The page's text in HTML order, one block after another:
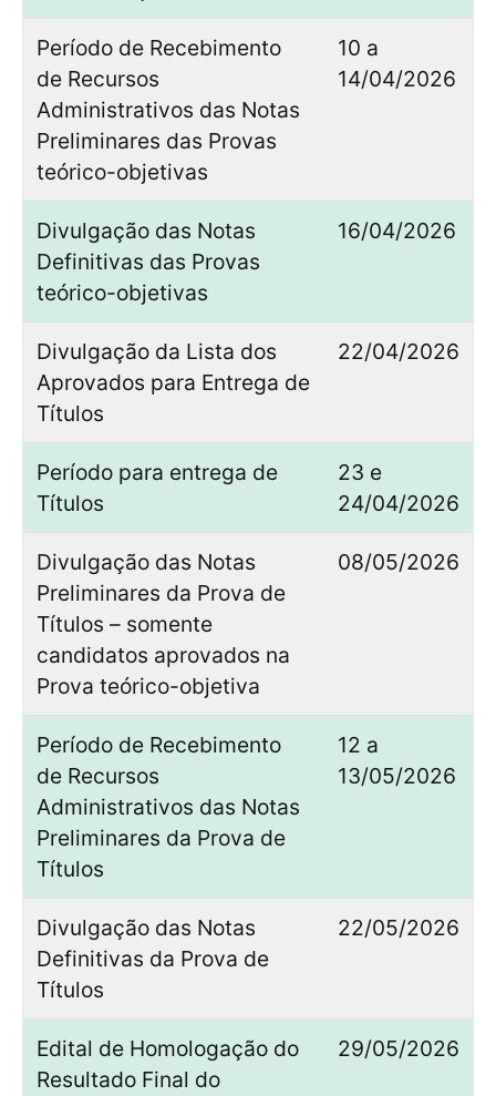
Período de Recebimento
de Recursos
Administrativos das Notas
Preliminares das Provas
teórico-objetivas
10 a
14/04/2026
Divulgação das Notas
Definitivas das Provas
teórico-objetivas
16/04/2026
Divulgação da Lista dos
Aprovados para Entrega de
Títulos
22/04/2026
Período para entrega de
Títulos
23 e
24/04/2026
Divulgação das Notas
Preliminares da Prova de
Títulos – somente
candidatos aprovados na
Prova teórico-objetiva
08/05/2026
Período de Recebimento
de Recursos
Administrativos das Notas
Preliminares da Prova de
Títulos
12 a
13/05/2026
Divulgação das Notas
Definitivas da Prova de
Títulos
22/05/2026
Edital de Homologação do
Resultado Final do
29/05/2026